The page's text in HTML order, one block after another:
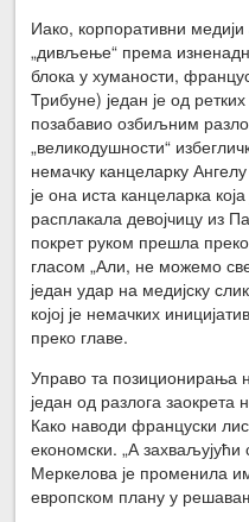
Иако, корпоративни
„дивљење“ према
блока у хуманости,
Трибуне) један је од
позабавио озбиљним
„великодушности“
немачку канцеларку
је она иста канцеларка
расплакала девојчицу из
покрет руком прешла
гласом „Али, не можемо
један удар на медијску
којој је немачких
преко главе.
Управо та позиционирања
један од разлога заокрета
Како наводи француски
економски. „А
Меркелова је променила
европском плану у